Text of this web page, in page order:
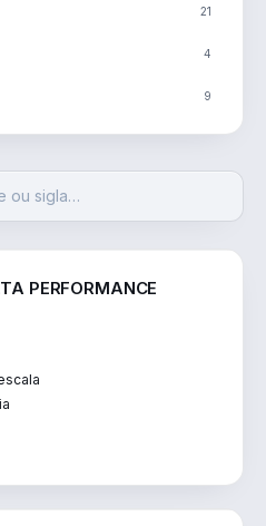
21
4
9
PERFORMANCE